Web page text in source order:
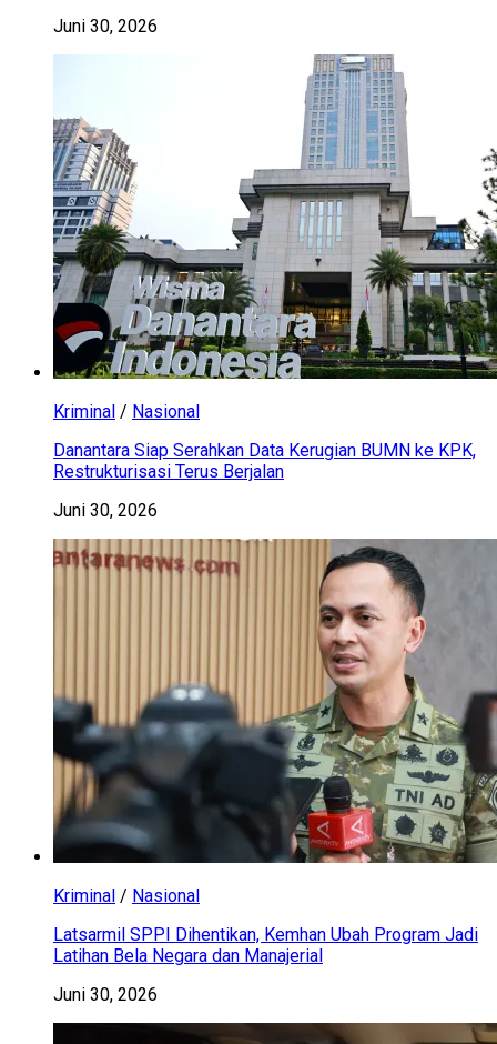
Juni 30, 2026
Kriminal / Nasional
Danantara Siap Serahkan Data Kerugian BUMN ke KPK,
Restrukturisasi Terus Berjalan
Juni 30, 2026
Kriminal / Nasional
Latsarmil SPPI Dihentikan, Kemhan Ubah Program Jadi
Latihan Bela Negara dan Manajerial
Juni 30, 2026